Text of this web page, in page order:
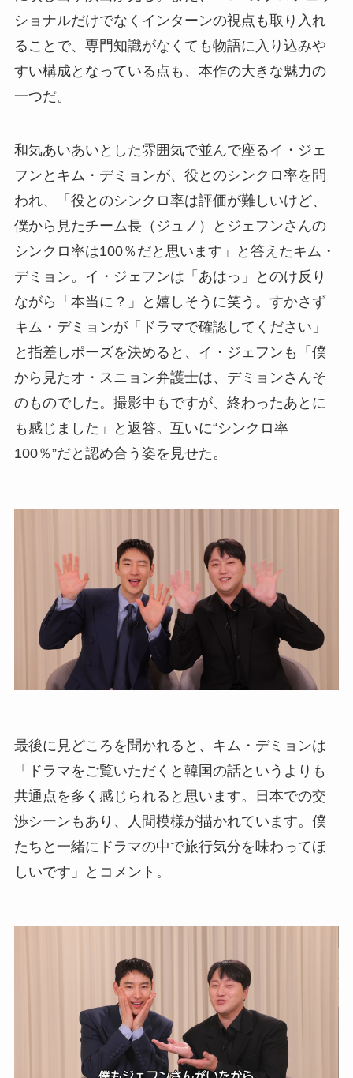
ショナルだけでなくインターンの視点も取り入れ
ることで、専門知識がなくても物語に入り込みや
すい構成となっている点も、本作の大きな魅力の
一つだ。
和気あいあいとした雰囲気で並んで座るイ・ジェ
フンとキム・デミョンが、役とのシンクロ率を問
われ、「役とのシンクロ率は評価が難しいけど、
僕から見たチーム長（ジュノ）とジェフンさんの
シンクロ率は100％だと思います」と答えたキム・
デミョン。イ・ジェフンは「あはっ」とのけ反り
ながら「本当に？」と嬉しそうに笑う。すかさず
キム・デミョンが「ドラマで確認してください」
と指差しポーズを決めると、イ・ジェフンも「僕
から見たオ・スニョン弁護士は、デミョンさんそ
のものでした。撮影中もですが、終わったあとに
も感じました」と返答。互いに“シンクロ率
100％”だと認め合う姿を見せた。
最後に見どころを聞かれると、キム・デミョンは
「ドラマをご覧いただくと韓国の話というよりも
共通点を多く感じられると思います。日本での交
渉シーンもあり、人間模様が描かれています。僕
たちと一緒にドラマの中で旅行気分を味わってほ
しいです」とコメント。